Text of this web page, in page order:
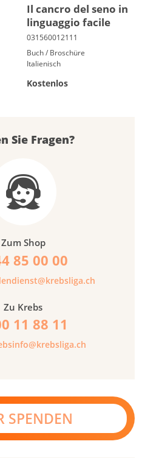
Il cancro del seno in
linguaggio facile
Buch / Broschüre
Italienisch
Kostenlos
Sie Fragen?
Zum Shop
85 00 00
Zu Krebs
11 88 11
SPENDEN